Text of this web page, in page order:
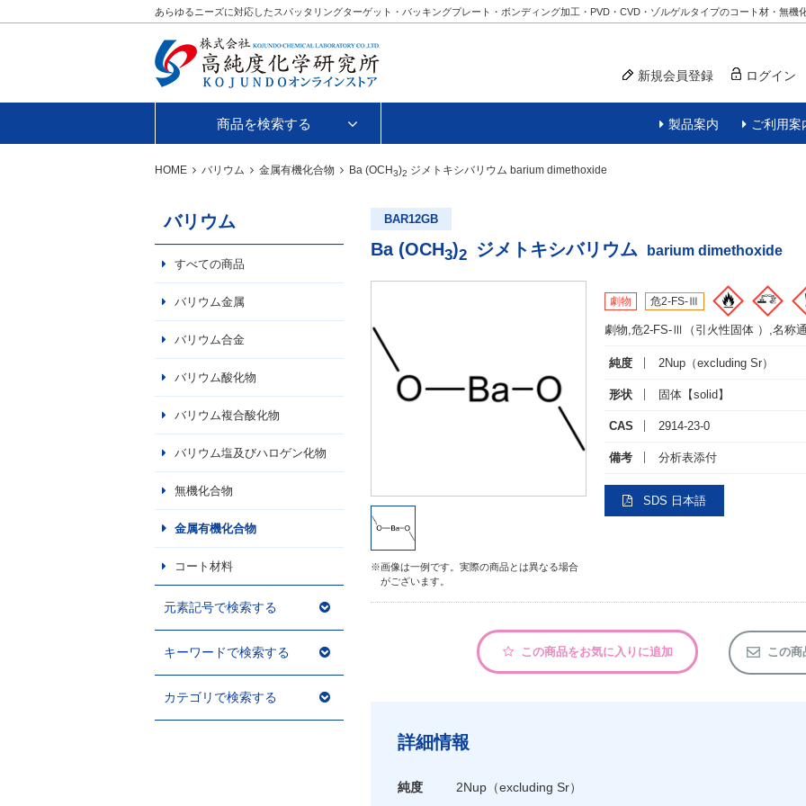
あらゆるニーズに対応したスパッタリングターゲット・バッキングプレート・ボンディング加工・PVD・CVD・ゾルゲルタイプのコート材・無機
新規会員登録 ログイン
商品を検索する 製品案内 ご利用案
HOME バリウム 金属有機化合物 Ba (OCH3)2 ジメトキシバリウム barium dimethoxide
バリウム
すべての商品
バリウム金属
バリウム合金
バリウム酸化物
バリウム複合酸化物
バリウム塩及びハロゲン化物
無機化合物
金属有機化合物
コート材料
元素記号で検索する
キーワードで検索する
カテゴリで検索する
BAR12GB
Ba (OCH3)2 ジメトキシバリウム barium dimethoxide
※画像は一例です。実際の商品とは異なる場合
がございます。
劇物 危2-FS-Ⅲ
劇物,危2-FS-Ⅲ（引火性固体 ）,名称
純度 2Nup（excluding Sr）
形状 固体 【solid】
CAS 2914-23-0
備考 分析表添付
SDS 日本語
この商品をお気に入りに追加 この商
詳細情報
純度 2Nup（excluding Sr）